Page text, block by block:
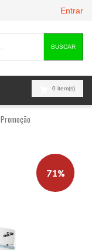
Entrar
BUSCAR
0 item(s)
Promoção
71%